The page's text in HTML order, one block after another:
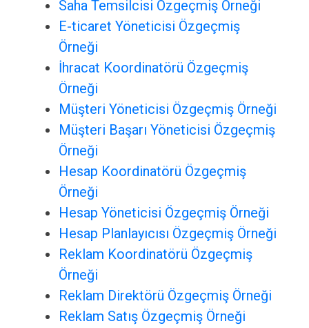
Saha Temsilcisi Özgeçmiş Örneği
E-ticaret Yöneticisi Özgeçmiş
Örneği
İhracat Koordinatörü Özgeçmiş
Örneği
Müşteri Yöneticisi Özgeçmiş Örneği
Müşteri Başarı Yöneticisi Özgeçmiş
Örneği
Hesap Koordinatörü Özgeçmiş
Örneği
Hesap Yöneticisi Özgeçmiş Örneği
Hesap Planlayıcısı Özgeçmiş Örneği
Reklam Koordinatörü Özgeçmiş
Örneği
Reklam Direktörü Özgeçmiş Örneği
Reklam Satış Özgeçmiş Örneği